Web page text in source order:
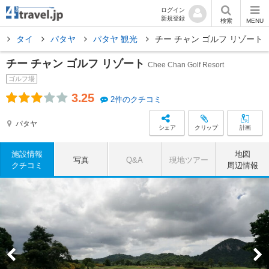
ログイン
新規登録
検索 MENU
タイ パタヤ パタヤ 観光 チー チャン ゴルフ リゾート
チー チャン ゴルフ リゾート Chee Chan Golf Resort
ゴルフ場
3.25 2件のクチコミ
パタヤ シェア クリップ 計画
施設情報
クチコミ
写真 Q&A 現地ツアー
地図
周辺情報